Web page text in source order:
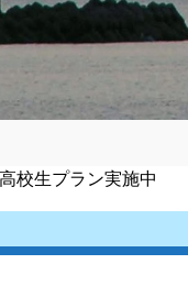
校生プラン実施中